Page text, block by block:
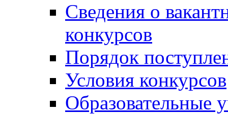
Сведения о
конкурсов
Порядок
Условия конкурсов
Образовательные